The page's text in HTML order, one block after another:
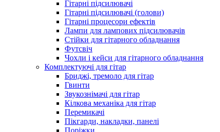
Гітарні підсилювачі
Гітарні підсилювачі (голови)
Гітарні процесори ефектів
Лампи для лампових підсилювачів
Стійки для гітарного обладнання
Футсвіч
Чохли і кейси для гітарного обладнання
Комплектуючі для гітар
Бриджі, тремоло для гітар
Гвинти
Звукознімачі для гітар
Кілкова механіка для гітар
Перемикачі
Пікгарди, накладки, панелі
Поріжки